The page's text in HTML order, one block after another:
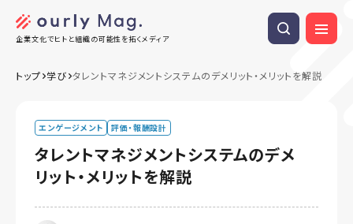
企業文化でヒトと組織の可能性を拓くメディア
トップ 学び タレントマネジメントシステムのデメリット・メリットを解説
エンゲージメント 評価・報酬設計
タレントマネジメントシステムのデメ
リット・メリットを解説